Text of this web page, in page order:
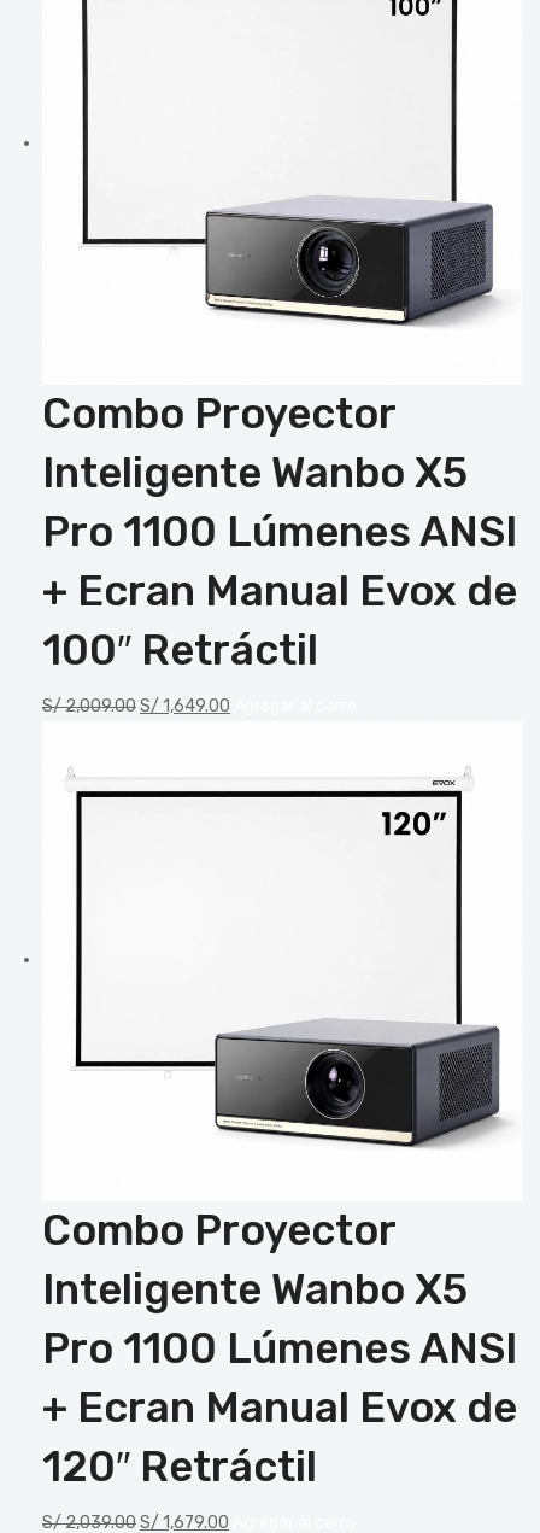
Combo Proyector
Inteligente Wanbo X5
Pro 1100 Lúmenes ANSI
+ Ecran Manual Evox de
100″ Retráctil
S/2,009.00S/ 1,649.00
Combo Proyector
Inteligente Wanbo X5
Pro 1100 Lúmenes ANSI
+ Ecran Manual Evox de
120″ Retráctil
S/2,039.00S/ 1,679.00